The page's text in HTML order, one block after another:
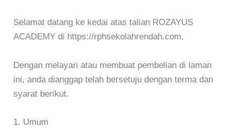
Selamat datang ke kedai atas talian ROZAYUS
ACADEMY di https://rphsekolahrendah.com.
Dengan melayari atau membuat pembelian di laman
ini, anda dianggap telah bersetuju dengan terma dan
syarat berikut.
1. Umum